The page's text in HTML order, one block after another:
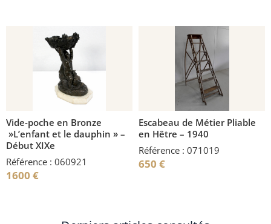
Vide-poche en Bronze
»L’enfant et le dauphin » –
Début XIXe
Référence : 060921
1600 €
Escabeau de Métier Pliable
en Hêtre – 1940
Référence : 071019
650 €